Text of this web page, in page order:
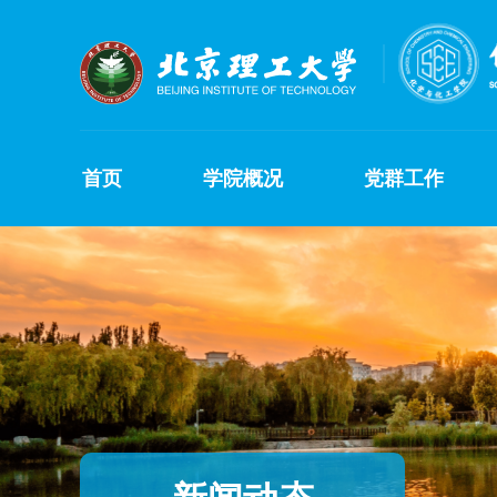
首页 学院概况 党群工作